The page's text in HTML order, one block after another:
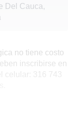
Del Cauca,
no tiene costo
inscribirse en